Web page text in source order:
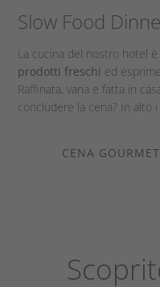
Slow Food
La cucina del nostro hotel
prodotti freschi ed
Raffinata, varia e fatta in
concludere la cena? In alto i
CENA GOURMET